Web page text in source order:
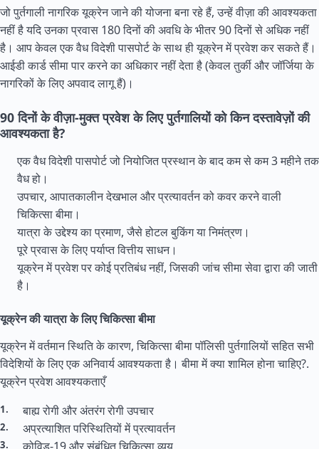
जो पुर्तगाली नागरिक यूक्रेन जाने की योजना बना रहे हैं, उन्हें वीज़ा की आवश्यकता
नहीं है यदि उनका प्रवास 180 दिनों की अवधि के भीतर 90 दिनों से अधिक नहीं
है। आप केवल एक वैध विदेशी पासपोर्ट के साथ ही यूक्रेन में प्रवेश कर सकते हैं।
आईडी कार्ड सीमा पार करने का अधिकार नहीं देता है (केवल तुर्की और जॉर्जिया के
नागरिकों के लिए अपवाद लागू हैं)।
90 दिनों के वीज़ा-मुक्त प्रवेश के लिए पुर्तगालियों को किन दस्तावेज़ों की
आवश्यकता है?
एक वैध विदेशी पासपोर्ट जो नियोजित प्रस्थान के बाद कम से कम 3 महीने तक
वैध हो।
उपचार, आपातकालीन देखभाल और प्रत्यावर्तन को कवर करने वाली
चिकित्सा बीमा।
यात्रा के उद्देश्य का प्रमाण, जैसे होटल बुकिंग या निमंत्रण।
पूरे प्रवास के लिए पर्याप्त वित्तीय साधन।
यूक्रेन में प्रवेश पर कोई प्रतिबंध नहीं, जिसकी जांच सीमा सेवा द्वारा की जाती
है।
यूक्रेन की यात्रा के लिए चिकित्सा बीमा
यूक्रेन में वर्तमान स्थिति के कारण, चिकित्सा बीमा पॉलिसी पुर्तगालियों सहित सभी
विदेशियों के लिए एक अनिवार्य आवश्यकता है। बीमा में क्या शामिल होना चाहिए?.
यूक्रेन प्रवेश आवश्यकताएँ
बाह्य रोगी और अंतरंग रोगी उपचार
अप्रत्याशित परिस्थितियों में प्रत्यावर्तन